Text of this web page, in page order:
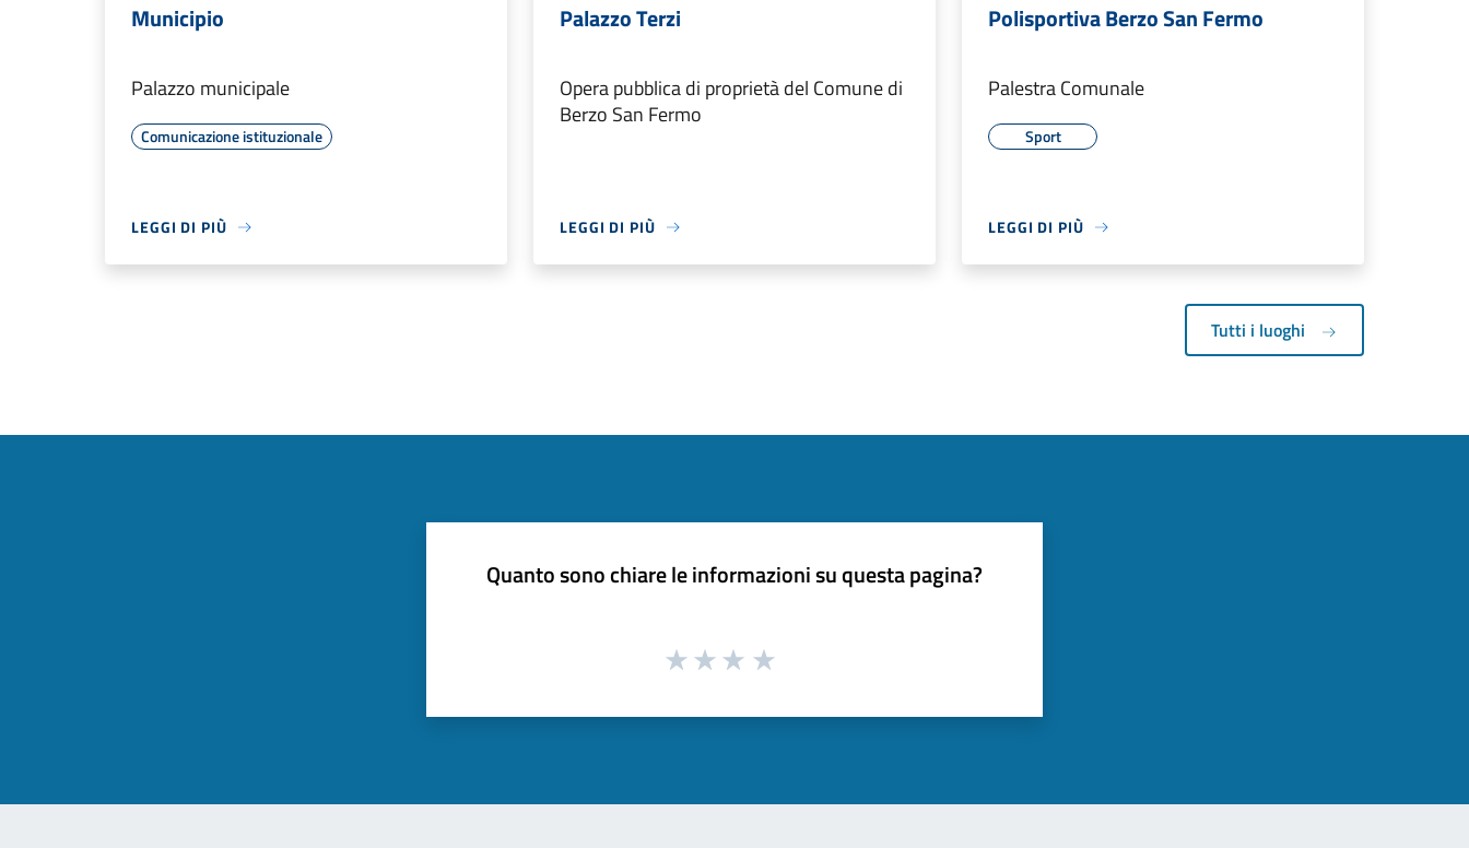
Municipio
Palazzo municipale
Comunicazione istituzionale
LEGGI DI PIÙ
Palazzo Terzi
Opera pubblica di proprietà del Comune di
Berzo San Fermo
LEGGI DI PIÙ
Polisportiva Berzo San Fermo
Palestra Comunale
Sport
LEGGI DI PIÙ
Tutti i luoghi
Quanto sono chiare le informazioni su questa pagina?